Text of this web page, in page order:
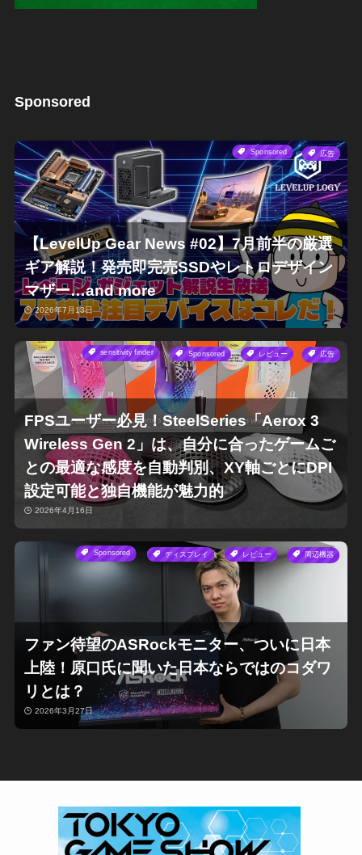
Sponsored
Sponsored 広告
【LevelUp Gear News #02】7月前半の厳選
ギア解説！発売即完売SSDやレトロデザイン
マザー…and more
2026年7月13日
sensitivity finder Sponsored レビュー 広告
FPSユーザー必見！SteelSeries「Aerox 3
Wireless Gen 2」は、自分に合ったゲームご
との最適な感度を自動判別、XY軸ごとにDPI
設定可能と独自機能が魅力的
2026年4月16日
Sponsored ディスプレイ レビュー 周辺機器
ファン待望のASRockモニター、ついに日本
上陸！原口氏に聞いた日本ならではのコダワ
リとは？
2026年3月27日